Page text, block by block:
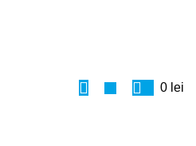
0 lei